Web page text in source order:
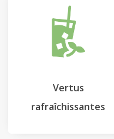
Vertus
rafraîchissantes